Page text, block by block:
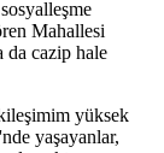
Mahallesi
da cazip hale
yüksek
yaşayanlar,